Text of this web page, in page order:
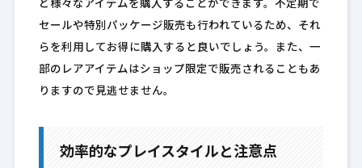
ど様々なアイテムを購入することができます。不定期で
セールや特別パッケージ販売も行われているため、それ
らを利用してお得に購入すると良いでしょう。また、一
部のレアアイテムはショップ限定で販売されることもあ
りますので見逃せません。
効率的なプレイスタイルと注意点